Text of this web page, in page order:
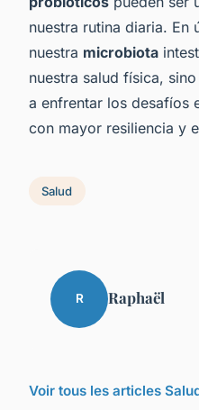
nuestra rutina diaria. En
nuestra microbiota
nuestra salud física,
a enfrentar los desafíos
con mayor resiliencia y
Salud
R Raphaël
Voir tous les articles